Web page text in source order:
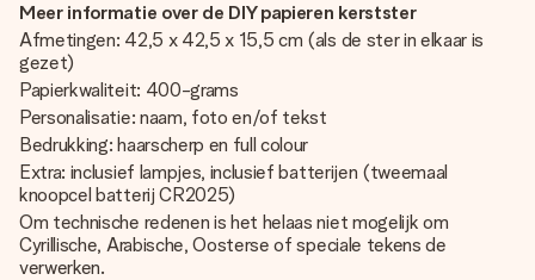
Meer informatie over de DIY papieren kerstster
Afmetingen: 42,5 x 42,5 x 15,5 cm (als de ster in elkaar is
gezet)
Papierkwaliteit: 400-grams
Personalisatie: naam, foto en/of tekst
Bedrukking: haarscherp en full colour
Extra: inclusief lampjes, inclusief batterijen (tweemaal
knoopcel batterij CR2025)
Om technische redenen is het helaas niet mogelijk om
Cyrillische, Arabische, Oosterse of speciale tekens de
verwerken.